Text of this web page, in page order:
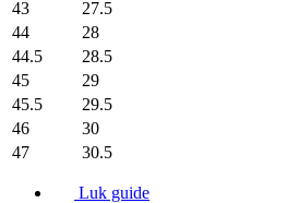
43
27.5
44
28
44.5
28.5
45
29
45.5
29.5
46
30
47
30.5
Luk guide